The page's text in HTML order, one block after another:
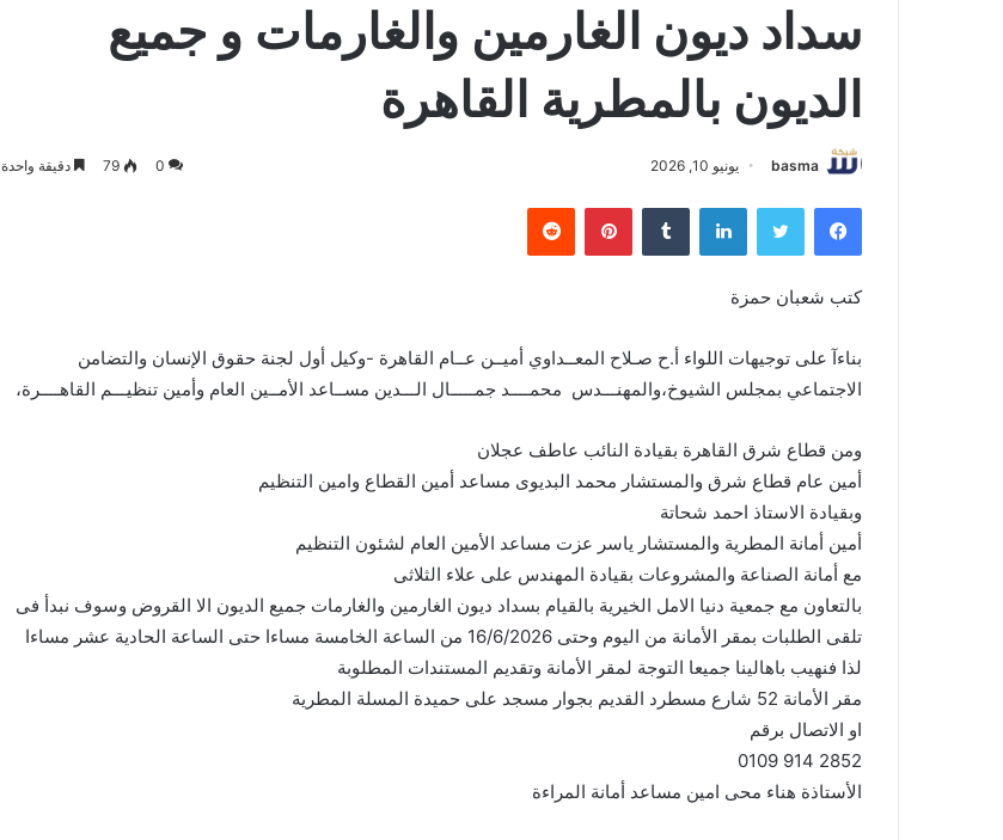
سداد ديون الغارمين والغارمات و جميع
الديون بالمطرية القاهرة
basma يونيو 10, 2026 0
79 دقيقة واحدة
فيسبوك تويتر لينكدإن بينتيريست
كتب شعبان حمزة
بناءآ على توجيهات اللواء أ.ح صـلاح المعــداوي أميــن عــام القاهرة -وكيل أول لجنة حقوق الإنسان والتضامن
الاجتماعي بمجلس الشيوخ،والمهنـــدس محمــــد جمـــــال الـــدين مســاعد الأمــين العام وأمين تنظيـــم القاهــــرة،
ومن قطاع شرق القاهرة بقيادة النائب عاطف عجلان
أمين عام قطاع شرق والمستشار محمد البديوى مساعد أمين القطاع وامين التنظيم
وبقيادة الاستاذ احمد شحاتة
أمين أمانة المطرية والمستشار ياسر عزت مساعد الأمين العام لشئون التنظيم
مع أمانة الصناعة والمشروعات بقيادة المهندس على علاء الثلاثى
بالتعاون مع جمعية دنيا الامل الخيرية بالقيام بسداد ديون الغارمين والغارمات جميع الديون الا القروض وسوف نبدأ فى
تلقى الطلبات بمقر الأمانة من اليوم وحتى 16/6/2026 من الساعة الخامسة مساءا حتى الساعة الحادية عشر مساءا
لذا فنهيب باهالينا جميعا التوجة لمقر الأمانة وتقديم المستندات المطلوبة
مقر الأمانة 52 شارع مسطرد القديم بجوار مسجد على حميدة المسلة المطرية
او الاتصال برقم ‏
‪0109 914 2852‬‏
الأستاذة هناء محى امين مساعد أمانة المراءة